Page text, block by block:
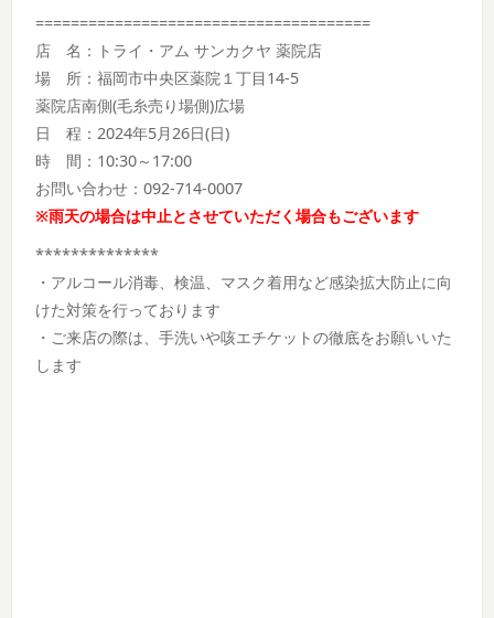
======================================
店 名：トライ・アム サンカクヤ 薬院店
場 所：福岡市中央区薬院１丁目14-5
薬院店南側(毛糸売り場側)広場
日 程：2024年5月26日(日)
時 間：10:30～17:00
お問い合わせ：092-714-0007
※雨天の場合は中止とさせていただく場合もございます
**************
・アルコール消毒、検温、マスク着用など感染拡大防止に向
けた対策を行っております
・ご来店の際は、手洗いや咳エチケットの徹底をお願いいた
します